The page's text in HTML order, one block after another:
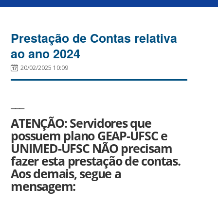
Prestação de Contas relativa
ao ano 2024
20/02/2025 10:09
ATENÇÃO: Servidores que
possuem plano GEAP-UFSC e
UNIMED-UFSC NÃO precisam
fazer esta prestação de contas.
Aos demais, segue a
mensagem: